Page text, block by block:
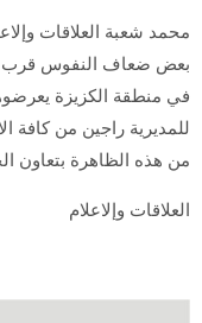
محمد شعبة العلاقات
بعض ضعاف النفوس قرب
في منطقة الكزيزة
للمديرية راجين من كافة
من هذه الظاهرة بتعاون
العلاقات وإلاعلام